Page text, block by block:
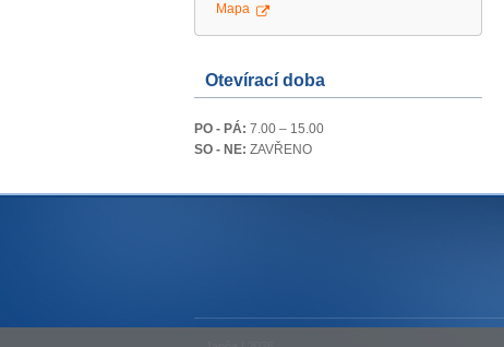
Mapa
Otevírací doba
PO - PÁ: 7.00 – 15.00
SO - NE: ZAVŘENO